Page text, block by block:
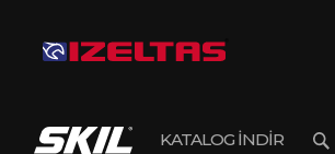
KATALOG İNDİR